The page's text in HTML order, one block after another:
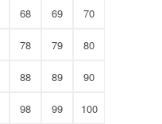
68 69 70
78 79 80
88 89 90
98 99 100